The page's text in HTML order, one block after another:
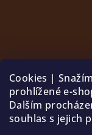
Cookies |
prohlížené e-
Dalším
souhlas s jejich